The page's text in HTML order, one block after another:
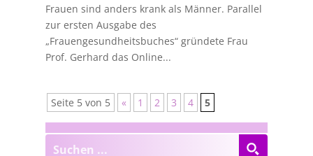
Frauen sind anders krank als Männer. Parallel
zur ersten Ausgabe des
„Frauengesundheitsbuches“ gründete Frau
Prof. Gerhard das Online...
Seite 5 von 5 « 1 2 3 4 5